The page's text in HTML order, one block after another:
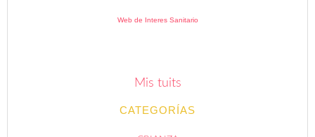
Web de Interes Sanitario
Mis tuits
CATEGORÍAS